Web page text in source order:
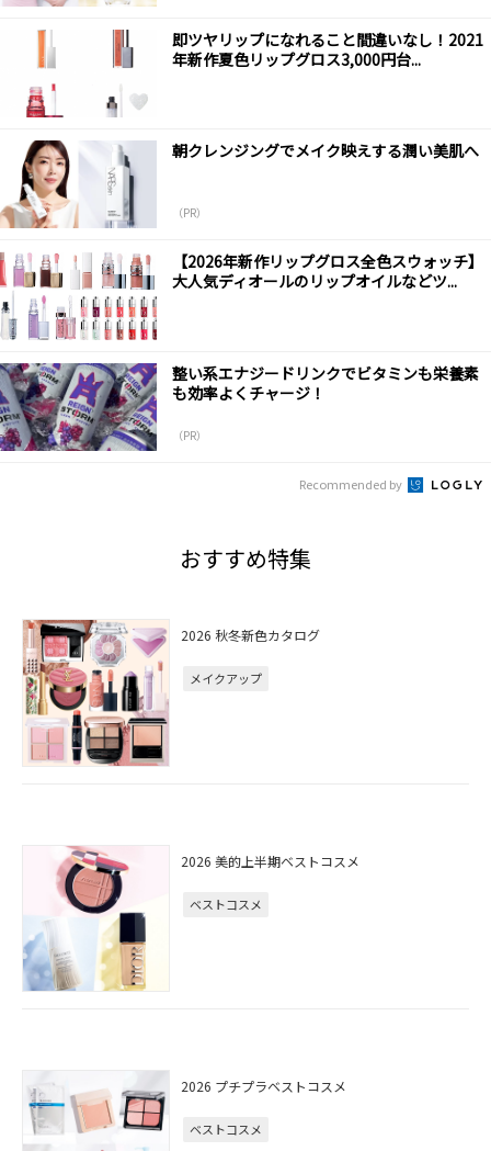
即ツヤリップになれること間違いなし！2021
年新作夏色リップグロス3,000円台...
朝クレンジングでメイク映えする潤い美肌へ
（PR）
【2026年新作リップグロス全色スウォッチ】
大人気ディオールのリップオイルなどツ...
整い系エナジードリンクでビタミンも栄養素
も効率よくチャージ！
（PR）
Recommended by
おすすめ特集
2026 秋冬新色カタログ
メイクアップ
2026 美的上半期ベストコスメ
ベストコスメ
2026 プチプラベストコスメ
ベストコスメ